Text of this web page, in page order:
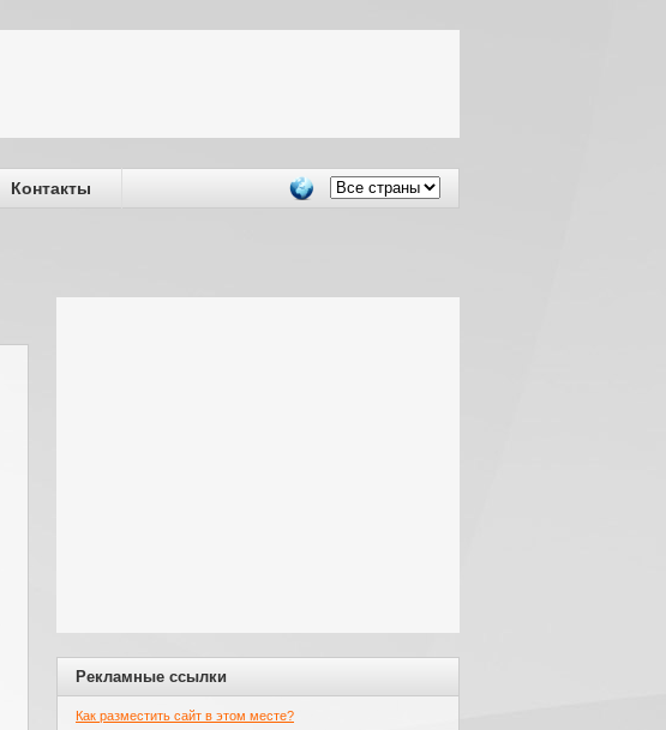
Контакты
Рекламные ссылки
Как разместить сайт в этом месте?